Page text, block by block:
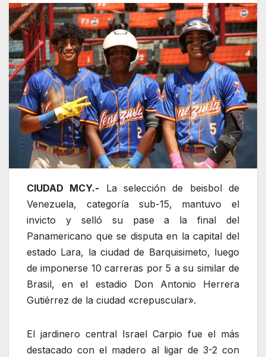
CIUDAD MCY.- La selección de beisbol de
Venezuela, categoría sub-15, mantuvo el
invicto y selló su pase a la final del
Panamericano que se disputa en la capital del
estado Lara, la ciudad de Barquisimeto, luego
de imponerse 10 carreras por 5 a su similar de
Brasil, en el estadio Don Antonio Herrera
Gutiérrez de la ciudad «crepuscular».
El jardinero central Israel Carpio fue el más
destacado con el madero al ligar de 3-2 con